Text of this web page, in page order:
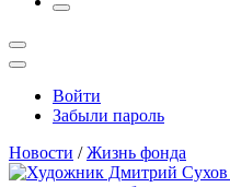
More
Открыть
поиск
Профиль
Войти
Забыли пароль
Новости /Жизнь фонда